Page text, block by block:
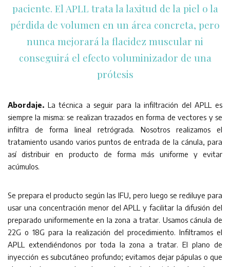
paciente. El APLL trata la laxitud de la piel o la
pérdida de volumen en un área concreta, pero
nunca mejorará la flacidez muscular ni
conseguirá el efecto voluminizador de una
prótesis
Abordaje. La técnica a seguir para la infiltración del APLL es
siempre la misma: se realizan trazados en forma de vectores y se
infiltra de forma lineal retrógrada. Nosotros realizamos el
tratamiento usando varios puntos de entrada de la cánula, para
así distribuir en producto de forma más uniforme y evitar
acúmulos.
Se prepara el producto según las IFU, pero luego se rediluye para
usar una concentración menor del APLL y facilitar la difusión del
preparado uniformemente en la zona a tratar. Usamos cánula de
22G o 18G para la realización del procedimiento. Infiltramos el
APLL extendiéndonos por toda la zona a tratar. El plano de
inyección es subcutáneo profundo; evitamos dejar pápulas o que